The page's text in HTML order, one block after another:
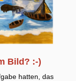
Bild? :-)
hatten, das